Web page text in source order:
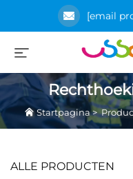
[email
Startpagina>
ALLE PRODUCTEN